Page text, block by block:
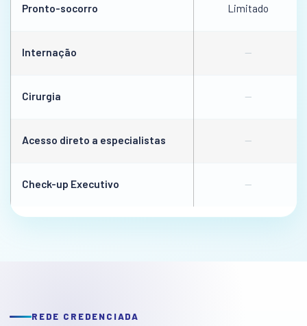
Pronto-socorro Limitado
Internação —
Cirurgia —
Acesso direto a especialistas —
Check-up Executivo —
REDE CREDENCIADA